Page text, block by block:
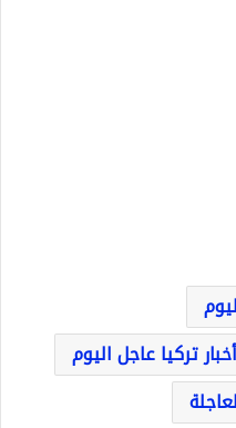
أخبار تركيا عاجل اليوم